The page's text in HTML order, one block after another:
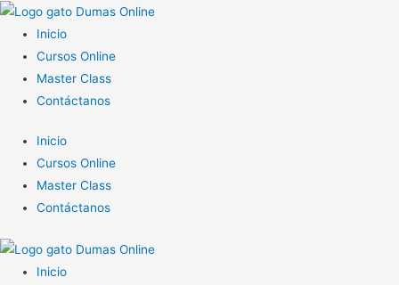
Inicio
Cursos Online
Master Class
Contáctanos
Inicio
Cursos Online
Master Class
Contáctanos
Inicio